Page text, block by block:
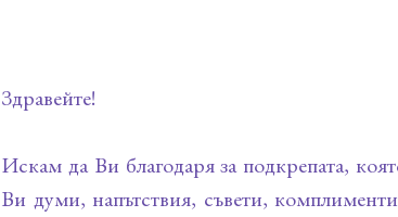
Здравейте!
Искам да Ви благодаря за подкрепата,
Ви думи, напътствия, съвети,